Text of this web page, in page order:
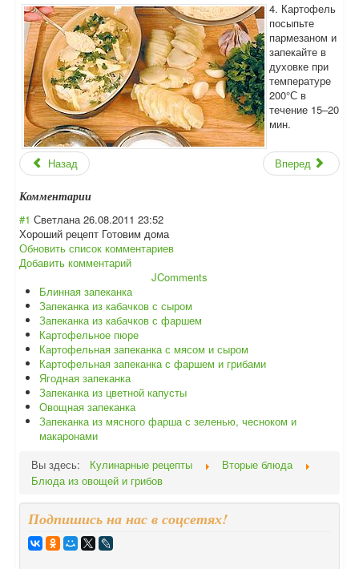
4. Картофель
посыпьте
пармезаном и
запекайте в
духовке при
температуре
200°С в
течение 15–20
мин.
Назад Вперед
Комментарии
#1 Светлана 26.08.2011 23:52
Хороший рецепт Готовим дома
Обновить список комментариев
Добавить комментарий
JComments
Блинная запеканка
Запеканка из кабачков с сыром
Запеканка из кабачков с фаршем
Картофельное пюре
Картофельная запеканка с мясом и сыром
Картофельная запеканка с фаршем и грибами
Ягодная запеканка
Запеканка из цветной капусты
Овощная запеканка
Запеканка из мясного фарша с зеленью, чесноком и
макаронами
Вы здесь:
Кулинарные рецепты
Вторые блюда
Блюда из овощей и грибов
Подпишись на нас в соцсетях!